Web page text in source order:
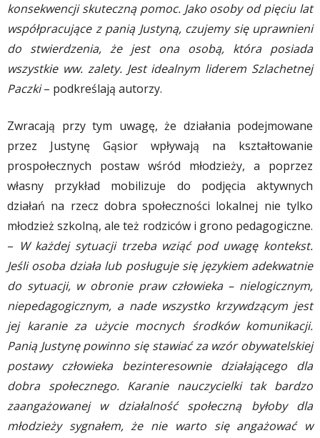
konsekwencji skuteczną pomoc. Jako osoby od pięciu lat
współpracujące z panią Justyną, czujemy się uprawnieni
do stwierdzenia, że jest ona osobą, która posiada
wszystkie ww. zalety. Jest idealnym liderem Szlachetnej
Paczki– podkreślają autorzy.
Zwracają przy tym uwagę, że działania podejmowane
przez Justynę Gąsior wpływają na kształtowanie
prospołecznych postaw wśród młodzieży, a poprzez
własny przykład mobilizuje do podjęcia aktywnych
działań na rzecz dobra społeczności lokalnej nie tylko
młodzież szkolną, ale też rodziców i grono pedagogiczne.
– W każdej sytuacji trzeba wziąć pod uwagę kontekst.
Jeśli osoba działa lub posługuje się językiem adekwatnie
do sytuacji, w obronie praw człowieka – nielogicznym,
niepedagogicznym, a nade wszystko krzywdzącym jest
jej karanie za użycie mocnych środków komunikacji.
Panią Justynę powinno się stawiać za wzór obywatelskiej
postawy człowieka bezinteresownie działającego dla
dobra społecznego. Karanie nauczycielki tak bardzo
zaangażowanej w działalność społeczną byłoby dla
młodzieży sygnałem, że nie warto się angażować w